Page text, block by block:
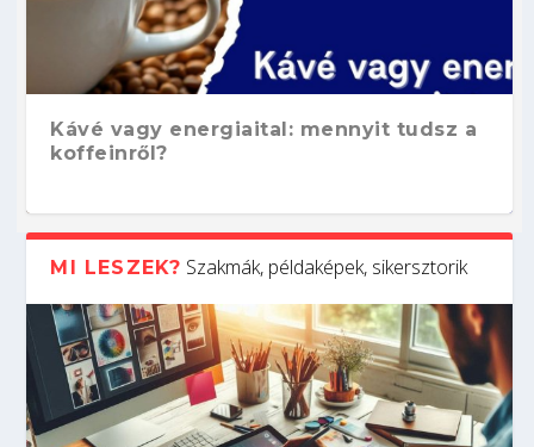
Kávé vagy energiaital: mennyit tudsz a
koffeinről?
MI LESZEK? Szakmák, példaképek, sikersztorik